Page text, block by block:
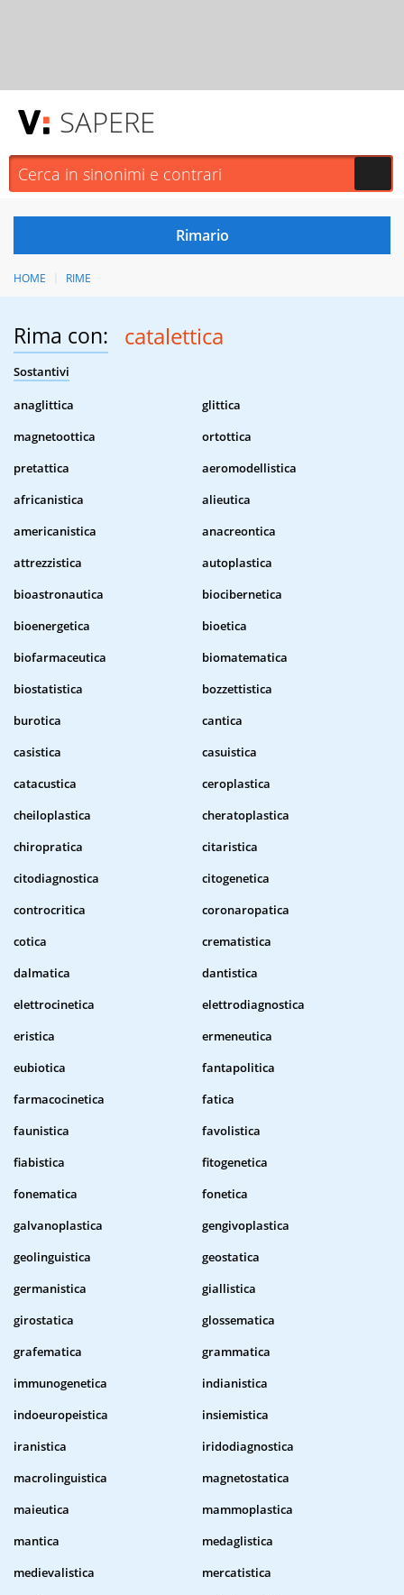
SAPERE
HOME RIME
Rima con: catalettica
Sostantivi
anaglittica
glittica
magnetoottica
ortottica
pretattica
aeromodellistica
africanistica
alieutica
americanistica
anacreontica
attrezzistica
autoplastica
bioastronautica
biocibernetica
bioenergetica
bioetica
biofarmaceutica
biomatematica
biostatistica
bozzettistica
burotica
cantica
casistica
casuistica
catacustica
ceroplastica
cheiloplastica
cheratoplastica
chiropratica
citaristica
citodiagnostica
citogenetica
controcritica
coronaropatica
cotica
crematistica
dalmatica
dantistica
elettrocinetica
elettrodiagnostica
eristica
ermeneutica
eubiotica
fantapolitica
farmacocinetica
fatica
faunistica
favolistica
fiabistica
fitogenetica
fonematica
fonetica
galvanoplastica
gengivoplastica
geolinguistica
geostatica
germanistica
giallistica
girostatica
glossematica
grafematica
grammatica
immunogenetica
indianistica
indoeuropeistica
insiemistica
iranistica
iridodiagnostica
macrolinguistica
magnetostatica
maieutica
mammoplastica
mantica
medaglistica
medievalistica
mercatistica